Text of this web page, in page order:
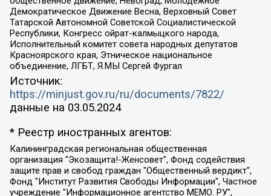
Демократическое Движение Весна, Верховный Совет
Татарской Автономной Советской Социалистической
Республики, Конгресс ойрат-калмыцкого народа,
Исполнительный комитет совета народных депутатов
Красноярского края, Этническое национальное
объединение, ЛГБТ, Я.МЫ Сергей Фургал
Источник:
https://minjust.gov.ru/ru/documents/7822/
данные на 03.05.2024
* Реестр иностранных агентов:
Калининградская региональная общественная организация "Экозащита!-Женсовет", Фонд содействия защите прав и свобод граждан "Общественный вердикт", Фонд "Институт Развития Свободы Информации", Частное учреждение "Информационное агентство МЕМО. РУ", Региональная общественная организация "Общественная комиссия по сохранению наследия академика Сахарова", Фонд поддержки свободы прессы, Санкт-Петербургская общественная правозащитная организация "Гражданский контроль", Межрегиональная общественная организация "Информационно-просветительский центр "Мемориал", Региональный Фонд "Центр Защиты Прав Средств Массовой Информации", с 05.12.2023 Фонд "Центр Защиты Прав Средств массовой информации", Региональная общественная благотворительная организация помощи беженцам и мигрантам "Гражданское содействие", Негосударственное образовательное учреждение дополнительного профессионального образования (повышение квалификации) специалистов "АКАДЕМИЯ ПО ПРАВАМ ЧЕЛОВЕКА", Свердловская региональная общественная организация "Сутяжник", Автономная некоммерческая организация "Центр независимых социологических исследований", Союз общественных объединений "Российский исследовательский центр по правам человека", Региональное общественное учреждение научно-информационный центр "МЕМОРИАЛ", Некоммерческая организация "Фонд защиты гласности", Автономная некоммерческая организация "Институт прав человека", Городская общественная организация "Екатеринбургское общество "МЕМОРИАЛ", Городская общественная организация "Рязанское историко-просветительское и правозащитное общество "Мемориал" (Рязанский Мемориал), Челябинский региональный орган общественной самодеятельности – женское общественное объединение "Женщины Евразии", Челябинский региональный орган общественной самодеятельности "Уральская правозащитная группа", Фонд содействия защите здоровья и социальной справедливости имени Андрея Рылькова, Автономная Некоммерческая Организация "Аналитический Центр Юрия Левады", Автономная некоммерческая организация социальной поддержки населения "Проект Апрель", Региональная общественная организация помощи женщинам и детям, находящимся в кризисной ситуации "Информационно-методический центр "Анна", Фонд содействия развитию массовых коммуникаций и правовому просвещению "Так-так-Так", Фонд содействия устойчивому развитию "Серебряная тайга", Свердловский региональный общественный фонд социальных проектов "Новое время", "Idel.Реалии", Кавказ.Реалии, Крым.Реалии, Телеканал Настоящее Время, Татаро-башкирская служба Радио Свобода (Azatliq Radiosi), Радио Свободная Европа/Радио Свобода (PCE/PC), "Сибирь.Реалии", "Фактограф", Благотворительный фонд помощи осужденным и их семьям, Автономная некоммерческая организация "Институт глобализации и социальных движений", Фонд "В защиту прав заключенных", Частное учреждение "Центр поддержки и содействия развитию средств массовой информации", Пензенский региональный общественный благотворительный фонд "Гражданский союз", "Север.Реалии", Некоммерческая организация Фонд "Правовая инициатива", Общество с ограниченной ответственностью "Радио Свободная Европа/Радио Свобода", Чешское информационное агентство "MEDIUM-ORIENT", Красноярская региональная общественная организация "Мы против СПИДа", Камалягин Денис Николаевич, Маркелов Сергей Евгеньевич, Пономарев Лев Александрович, Савицкая Людмила Алексеевна, Автономная некоммерческая организация "Центр по работе с проблемой насилия "НАСИЛИЮ.НЕТ", Межрегиональный профессиональный союз работников здравоохранения "Альянс врачей", Юридическое лицо, зарегистрированное в Латвийской Республике, SIA "Medusa Project" (регистрационный номер 40103797863, дата регистрации 10.06.2014), Некоммерческая организация "Фонд по борьбе с коррупцией", Автономная некоммерческая организация "Институт права и публичной политики", Баданин Роман Сергеевич, Гликин Максим Александрович, Железнова Мария Михайловна, Лукьянова Юлия Сергеевна, Маетная Елизавета Витальевна, Маняхин Петр Борисович, Чуракова Ольга Владимировна, Ярош Юлия Петровна, Юридическое лицо "The Insider SIA", зарегистрированное в Риге, Латвийская Республика (дата регистрации 26.06.2015), являющееся администратором доменного имени интернет-издания "The Insider SIA", https://theins.ru, Постернак Алексей Евгеньевич, Рубин Михаил Аркадьевич, Анин Роман Александрович, Юридическое лицо Istories fonds, зарегистрированное в Латвийской Республике (регистрационный номер 50008295751, дата регистрации 24.02.2020), Великовский Дмитрий Александрович, Долинина Ирина Николаевна, Мароховская Алеся Алексеевна, Шлейнов Роман Юрьевич, Шмагун Олеся Валентиновна, Общество с ограниченной ответственностью "Альтаир 2021", Общество с ограниченной ответственностью "Вега 2021", Общество с ограниченной ответственностью "Главный редактор 2021", Общество с ограниченной ответственностью "Ромашки монолит", Важенков Артем Валерьевич, Ивановская областная общественная организация "Центр гендерных исследований", Гурман Юрий Альбертович, Медиапроект "ОВД-Инфо", Егоров Владимир Владимирович, Жилинский Владимир Александрович, Общество с ограниченной ответственностью "ЗП", Иванова София Юрьевна, Карезина Инна Павловна, Кильтау Екатерина Викторовна, Петров Алексей Викторович, Пискунов Сергей Евгеньевич, Смирнов Сергей Сергеевич, Тихонов Михаил Сергеевич, Общество с ограниченной ответственностью "ЖУРНАЛИСТ-ИНОСТРАННЫЙ АГЕНТ", Арапова Галина Юрьевна, Вольтская Татьяна Анатольевна, Американская компания "Mason G.E.S. Anonymous Foundation" (США), являющаяся владельцем интернет-издания https://mnews.world/, Компания "Stichting Bellingcat", зарегистрированная в Нидерландах (дата регистрации 11.07.2018), Захаров Андрей Вячеславович, Клепиковская Екатерина Дмитриевна, Общество с ограниченной ответственностью "МЕМО", Перл Роман Александрович, Симонов Евгений Алексеевич, Соловьева Елена Анатольевна, Сотников Даниил Владимирович, Сурначева Елизавета Дмитриевна, Автономная некоммерческая организация по защите прав человека и информированию населения "Якутия – Наше Мнение", Общество с ограниченной ответственностью "Москоу диджитал медиа", с 26.01.2023 Общество с ограниченной ответственностью "Чайка Белые сады", Ветошкина Валерия Валерьевна, Заговора Максим Александрович, Межрегиональное общественное движение "Российская ЛГБТ - сеть", Оленичев Максим Владимирович, Павлов Иван Юрьевич, Скворцова Елена Сергеевна, Общество с ограниченной ответственностью "Как бы инагент", Кочетков Игорь Викторович, Общество с ограниченной ответственностью "Честные выборы", Еланчик Олег Александрович, Общество с ограниченной ответственностью "Нобелевский призыв", Гималова Регина Эмилевна, Григорьев Андрей Валерьевич, Григорьева Алина Александровна, Ассоциация по содействию защите прав призывников, альтернативнослужащих и военнослужащих "Правозащитная группа "Гражданин.Армия.Право", Хисамова Регина Фаритовна, Автономная некоммерческая организация по реализации социально-правовых программ "Лилит", Дальневосточное общественное движение "Маяк", Санкт-Петербургская ЛГБТ-инициативная группа "Выход", Инициативная группа ЛГБТ+ "Реверс", Алексеев Андрей Викторович, Бекбулатова Таисия Львовна, Беляев Иван Михайлович, Владыкина Елена Сергеевна, Гельман Марат Александрович, Никульшина Вероника Юрьевна, Толоконникова Надежда Андреевна, Шендерович Виктор Анатольевич, Общество с ограниченной ответственностью "Данное сообщение", Общество с ограниченной ответственностью Издательский дом "Новая глава", Айнбиндер Александра Александровна, Московский комьюнити-центр для ЛГБТ+инициатив, Благотворительный фонд развития филантропии, Deutsche Welle (Германия, Kurt-Schumacher-Strasse 3, 53113 Bonn), Борзунова Мария Михайловна, Воробьев Виктор Викторович, Голубева Анна Львовна, Константинова Алла Михайловна, Малкова Ирина Владимировна, Мурадов Мурад Абдулгалимович, Осетинская Елизавета Николаевна, Понасенков Евгений Николаевич, Ганапольский Матвей Юрьевич, Киселев Евгений Алексеевич, Борухович Ирина Григорьевна, Дремин Иван Тимофеевич, Дубровский Дмитрий Викторович, Красноярская региональная общественная организация поддержки и развития альтернативных образовательных технологий и межкультурных коммуникаций "ИНТЕРРА", Маяковская Екатерина Алексеевна, Фейгин Марк Захарович, Филимонов Андрей Викторович, Дзугкоева Регина Николаевна, Доброхотов Роман Александрович, Дудь Юрий Александрович, Елкин Сергей Владимирович, Кругликов Кирилл Игоревич, Сабунаева Мария Леонидовна, Семенов Алексей Владимирович, Шаинян Карен Багратович, Шульман Екатерина Михайловна, Асафьев Артур Валерьевич, Вахштайн Виктор Семенович, Венедиктов Алексей Алексеевич, Лушникова Екатерина Евгеньевна, Волков Леонид Михайлович, Невзоров Александр Глебович, Пархоменко Сергей Борисович, Сироткин Ярослав Николаевич, Кара-Мурза Владимир Владимирович, Баранова Наталья Владимировна, Гозман Леонид Яковлевич, Кагарлицкий Борис Юльевич, Климарев Михаил Валерьевич, Милов Владимир Станиславович, Автономная некоммерческая организация Краснодарский центр современного искусства "Типография", Моргенштерн Алишер Тагирович, Соболь Любовь Эдуардовна, Общество с ограниченной ответственностью "ЛИЗА НОРМ", Каспаров Гарри Кимович, Ходорковский Михаил Борисович, Общество с ограниченной ответственностью "Апрельские тезисы", Данилович Ирина Брониславовна, Кашин Олег Владимирович, Петров Николай Владимирович, Пивоваров Алексей Владимирович, Соколов Михаил Владимирович, Цветкова Юлия Владимировна, Чичваркин Евгений Александрович, Комитет против пыток/Команда против пыток, Общество с ограниченной ответственностью "Первый научный", Общество с ограниченной ответственностью "Вертолет и ко", Белоцерковская Вероника Борисовна, Кац Максим Евгеньевич, Лазарева Татьяна Юрьевна, Шаведдинов Руслан Табризович, Яшин Илья Валерьевич, Общество с ограниченной ответственностью "Иноагент ААВ", Алешковский Дмитрий Петрович, Альбац Евгения Марковна, Быков Дмитрий Львович, Галямина Юлия Евгеньевна, Лойко Сергей Леонидович, Мартынов Кирилл Константинович, Медведев Сергей Александрович, Крашенинников Федор Геннадиевич, Гордеева Катерина Вл